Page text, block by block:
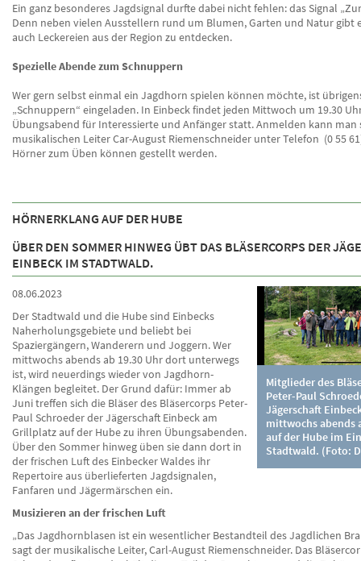
Ein ganz besonderes Jagdsignal durfte dabei nicht fehlen: das Signal
Denn neben vielen Ausstellern rund um Blumen, Garten und Natur gibt
auch Leckereien aus der Region zu entdecken.
Spezielle Abende zum Schnuppern
Wer gern selbst einmal ein Jagdhorn spielen können möchte, ist
„Schnuppern“ eingeladen. In Einbeck findet jeden Mittwoch um 19.30
Übungsabend für Interessierte und Anfänger statt. Anmelden kann man
musikalischen Leiter Car-August Riemenschneider unter Telefon (0 55
Hörner zum Üben können gestellt werden.
HÖRNERKLANG AUF DER HUBE
ÜBER DEN SOMMER HINWEG ÜBT DAS BLÄSERCORPS DER
EINBECK IM STADTWALD.
Mitglieder des
Peter-Paul
Jägerschaft
mittwochs abends
auf der Hube im
Stadtwald. (Foto:
08.06.2023
Der Stadtwald und die Hube sind Einbecks
Naherholungsgebiete und beliebt bei
Spaziergängern, Wanderern und Joggern. Wer
mittwochs abends ab 19.30 Uhr dort unterwegs
ist, wird neuerdings wieder von Jagdhorn-
Klängen begleitet. Der Grund dafür: Immer ab
Juni treffen sich die Bläser des Bläsercorps Peter-
Paul Schroeder der Jägerschaft Einbeck am
Grillplatz auf der Hube zu ihren Übungsabenden.
Über den Sommer hinweg üben sie dann dort in
der frischen Luft des Einbecker Waldes ihr
Repertoire aus überlieferten Jagdsignalen,
Fanfaren und Jägermärschen ein.
Musizieren an der frischen Luft
„Das Jagdhornblasen ist ein wesentlicher Bestandteil des Jagdlichen
sagt der musikalische Leiter, Carl-August Riemenschneider. Das